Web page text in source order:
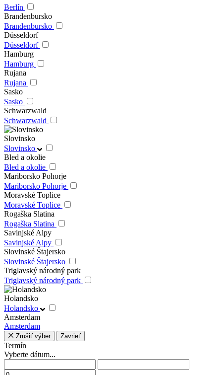
Berlín
Brandenbursko
Brandenbursko
Düsseldorf
Düsseldorf
Hamburg
Hamburg
Rujana
Rujana
Sasko
Sasko
Schwarzwald
Schwarzwald
Slovinsko
Slovinsko
Bled a okolie
Bled a okolie
Mariborsko Pohorje
Mariborsko Pohorje
Moravské Toplice
Moravské Toplice
Rogaška Slatina
Rogaška Slatina
Savinjské Alpy
Savinjské Alpy
Slovinské Štajersko
Slovinské Štajersko
Triglavský národný park
Triglavský národný park
Holandsko
Holandsko
Amsterdam
Amsterdam
Zrušiť výber Zavrieť
Termín
Vyberte dátum...